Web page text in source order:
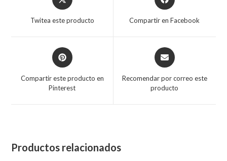
Twitea este producto Compartir en Facebook
Compartir este producto en
Pinterest
Recomendar por correo este
producto
Productos relacionados